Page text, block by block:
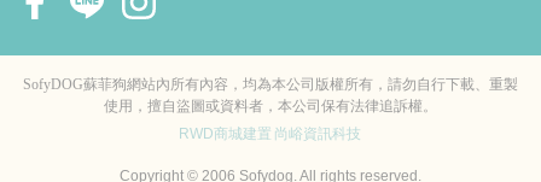
SofyDOG蘇菲狗網站內所有內容，均為本公司版權所有，請勿自行下載、重製
使用，擅自盜圖或資料者，本公司保有法律追訴權。
RWD商城建置 尚峪資訊科技
Copyright © 2006 Sofydog. All rights reserved.